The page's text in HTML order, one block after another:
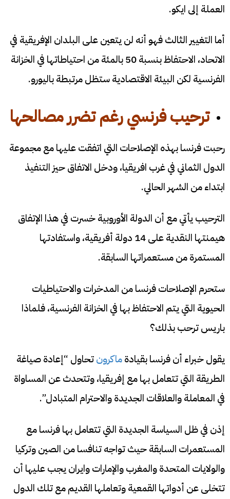
العملة إلى ايكو.
أما التغيير الثالث فهو أنه لن يتعين على البلدان الإفريقية في
الاتحاد، الاحتفاظ بنسبة 50 بالمئة من احتياطاتها في الخزانة
الفرنسية لكن البيئة الاقتصادية ستظل مرتبطة باليورو.
ترحيب فرنسي رغم تضرر مصالحها
رحبت فرنسا بهذه الإصلاحات التي اتفقت عليها مع مجموعة
الدول الثماني في غرب افريقيا، ودخل الاتفاق حيز التنفيذ
ابتداء من الشهر الحالي.
الترحيب يأتي مع أن الدولة الأوروبية خسرت في هذا الإتفاق
هيمنتها النقدية على 14 دولة أفريقية، واستفادتها
المستمرة من مستعمراتها السابقة.
ستحرم الإصلاحات فرنسا من المدخرات والاحتياطيات
الحيوية التي يتم الاحتفاظ بها في الخزانة الفرنسية، فلماذا
باريس ترحب بذلك؟
يقول خبراء أن فرنسا بقيادةماكرونتحاول “إعادة صياغة
الطريقة التي تتعامل بها مع إفريقيا، وتتحدث عن المساواة
في المعاملة والعلاقات الجديدة والاحترام المتبادل”.
إذن في ظل السياسة الجديدة التي تتعامل بها فرنسا مع
المستعمرات السابقة حيث تواجه تنافسا من الصين وتركيا
والولايات المتحدة والمغرب والإمارات وايران يجب عليها أن
تتخلى عن أدواتها القمعية وتعاملها القديم مع تلك الدول